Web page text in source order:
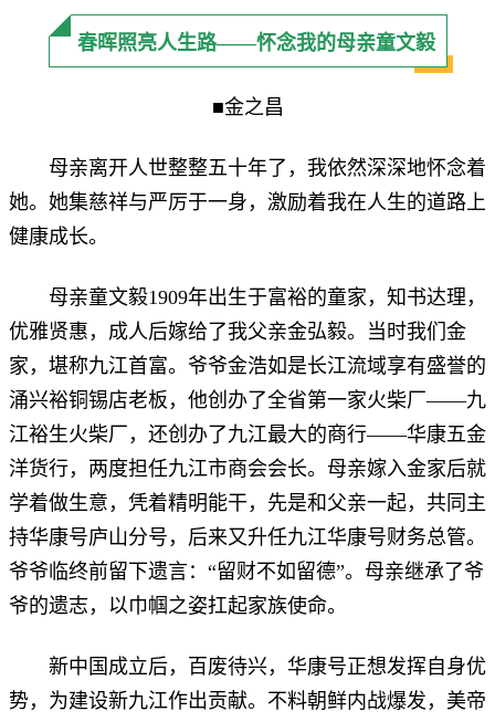
春晖照亮人生路——怀念我的母亲童文毅
■金之昌
母亲离开人世整整五十年了，我依然深深地怀念着
她。她集慈祥与严厉于一身，激励着我在人生的道路上
健康成长。
母亲童文毅1909年出生于富裕的童家，知书达理，
优雅贤惠，成人后嫁给了我父亲金弘毅。当时我们金
家，堪称九江首富。爷爷金浩如是长江流域享有盛誉的
涌兴裕铜锡店老板，他创办了全省第一家火柴厂——九
江裕生火柴厂，还创办了九江最大的商行——华康五金
洋货行，两度担任九江市商会会长。母亲嫁入金家后就
学着做生意，凭着精明能干，先是和父亲一起，共同主
持华康号庐山分号，后来又升任九江华康号财务总管。
爷爷临终前留下遗言：“留财不如留德”。母亲继承了爷
爷的遗志，以巾帼之姿扛起家族使命。
新中国成立后，百废待兴，华康号正想发挥自身优
势，为建设新九江作出贡献。不料朝鲜内战爆发，美帝